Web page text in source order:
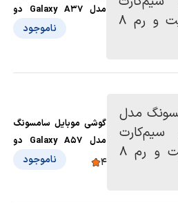
مدل Galaxy A37 دو
سیم‌کارت ظرفیت 256
ناموجود
گوشی موبایل سامسونگ
مدل Galaxy A57 دو
سیم‌کارت ظرفیت 128
4 ناموجود